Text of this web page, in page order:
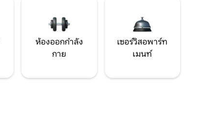
ห้องออกกำลัง
กาย
เซอร์วิสอพาร์ท
เมนท์